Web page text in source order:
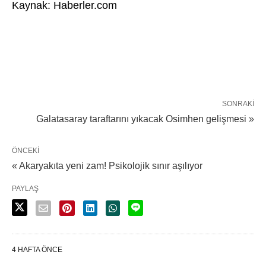
Kaynak: Haberler.com
SONRAKI
Galatasaray taraftarını yıkacak Osimhen gelişmesi »
ÖNCEKI
« Akaryakıta yeni zam! Psikolojik sınır aşılıyor
PAYLAŞ
4 HAFTA ÖNCE